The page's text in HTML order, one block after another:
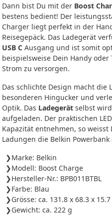
Dann bist Du mit der Boost
bestens bedient! Der
Charger liegt perfekt in der
Reisegepäck. Das Ladegerät
USB C Ausgang und ist somit
beispielsweise Dein Handy
Strom zu versorgen.
Das schlichte Design macht die
besonderen Hingucker und
Optik. Das Ladegerät selbst
aufgeladen. Der praktischen
Kapazität entnehmen, so
Ladungen die Belkin
Marke: Belkin
Modell: Boost Charge
Hersteller-Nr.: BPB011BTBL
Farbe: Blau
Grösse: ca. 131.8 x 68.3 x
Gewicht: ca. 222 g